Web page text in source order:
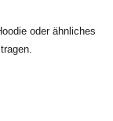
oder ähnliches